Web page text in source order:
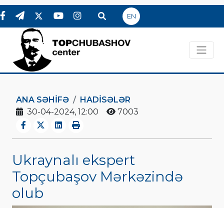
EN
ANA SƏHIFƏ
HADİSƏLƏR
30-04-2024, 12:00
7003
Ukraynalı ekspert
Topçubaşov Mərkəzində
olub